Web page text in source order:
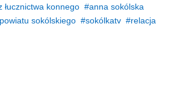
łucznictwa konnego
anna sokólska
sokólskiego sokólkatv
relacja